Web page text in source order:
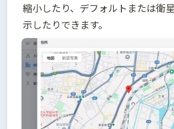
縮小したり、デフォルトまたは衛